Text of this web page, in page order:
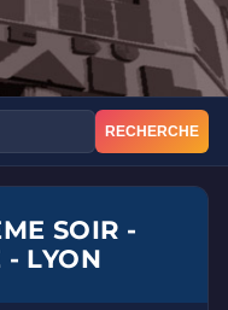
RECHERCHE
SOIR -
- LYON